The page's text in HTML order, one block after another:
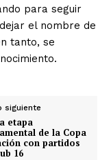
para seguir
el nombre de
tanto, se
siguiente
etapa
de la Copa
con partidos
16